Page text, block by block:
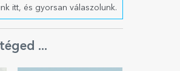
itt, és gyorsan válaszolunk.
...